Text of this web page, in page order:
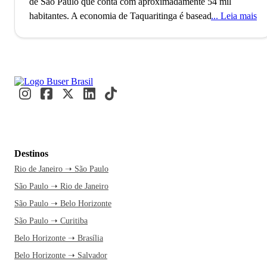
habitantes. A economia de Taquaritinga é baseada no
grande concentração de indústrias alimentícias, as quais
posteriormente, a partir dos anos 1980, se transferiram para a
enriquecimento considerável devido a plantações de laranja.
Entretanto, a partir dos anos 1990, Taquaritinga sua
economia se diversificou e nunca mais alcançou os mesmos
patamares de crescimento econômico e populacional vistos
nas últimas décadas.
A cidade tem uma história forte com o time de futebol, o
Clube Atlético Taquaritinga, que foi fundado em 1942. A
Leia mais
Destinos
Rio de Janeiro ➝ São Paulo
São Paulo ➝ Rio de Janeiro
São Paulo ➝ Belo Horizonte
São Paulo ➝ Curitiba
Belo Horizonte ➝ Brasília
Belo Horizonte ➝ Salvador